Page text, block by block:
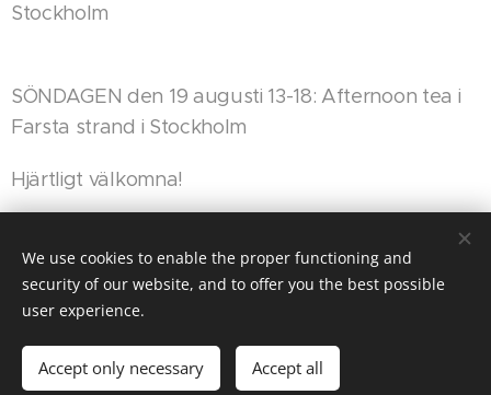
Stockholm
SÖNDAGEN den 19 augusti 13-18: Afternoon tea i
Farsta strand i Stockholm
Hjärtligt välkomna!
Powered by
Svenska
English
We use cookies to enable the proper functioning and
security of our website, and to offer you the best possible
user experience.
Accept only necessary Accept all